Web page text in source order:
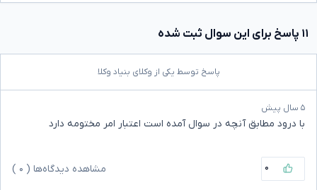
۱۱ پاسخ برای این سوال ثبت شده
پاسخ توسط یکی از وکلای بنیاد وکلا
۵ سال پیش
با درود مطابق آنچه در سوال آمده است اعتبار امر مختومه دارد
۰ مشاهده دیدگاه‌ها ( ۰